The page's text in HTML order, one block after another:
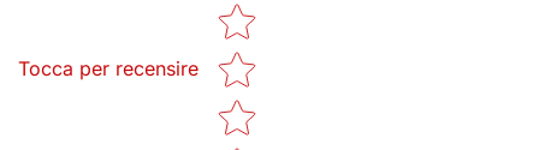
Tocca per recensire